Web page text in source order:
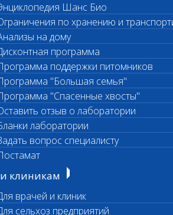
Шанс Био
по хранению и
на дому
программа
поддержки питомников
"Большая семья"
"Спасенные хвосты"
отзыв о лаборатории
лаборатории
вопрос специалисту
клиникам
врачей и клиник
сельхоз предприятий